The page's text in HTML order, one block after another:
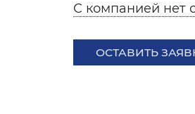
Разное
Холод,
Монтаж
С компанией нет
ОСТАВИТЬ